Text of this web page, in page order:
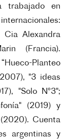
trabajado en
Cia Alexandra
(Francia).
Planteo
"3 ideas
"Solo N°3";
(2019) y
Cuenta
argentinas y